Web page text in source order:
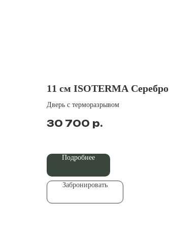
11 см ISOTERMA Серебро
Дверь с терморазрывом
30 700 р.
Подробнее
Забронировать